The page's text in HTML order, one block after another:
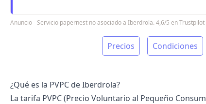
Anuncio - Servicio papernest no asociado a Iberdrola. 4,6/5 en
Precios Condiciones
¿Qué es la PVPC de Iberdrola?
La tarifa PVPC (Precio Voluntario al Pequeño